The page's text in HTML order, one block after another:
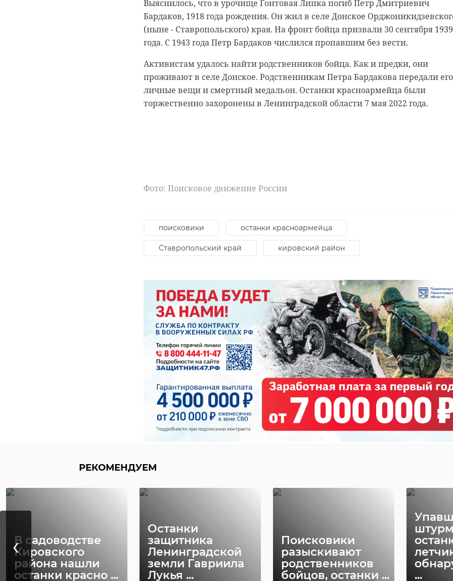
Выяснилось, что в урочище Гонтовая Липка погиб Петр Дмитриевич
Бардаков, 1918 года рождения. Он жил в селе Донское
(ныне - Ставропольского) края. На фронт бойца призвали 30 сентября 1939
года. С 1943 года Петр Бардаков числился пропавшим без вести.
Активистам удалось найти родственников бойца. Как и предки, они
проживают в селе Донское. Родственникам Петра Бардакова передали его
личные вещи и смертный медальон. Останки красноармейца были
торжественно захоронены в Ленинградской области 7 мая 2022 года.
Фото: Поисковое движение России
поисковики останки красноармейца
Ставропольский край кировский район
РЕКОМЕНДУЕМ
В садоводстве
Кировского
района нашли
останки красно ...
Останки
защитника
Ленинградской
земли Гавриила
Лукья ...
Поисковики
разыскивают
родственников
бойцов, останки ...
...
‹
У бурых медведей Ленобласти
начался брачный период
В Ленинградской области активизировались медведи: у косолапых начался гон -
период. В настоящий момент медведи активно перемещаются по лесу, делая так
называемую «поисковую тропу». Огромного хозяина леса удалось запечатлеть биологу
Павлу Глазкову во Всеволожском районе благодаря видеоловушке.
Почти без
дождей и до +23
градусов: погода
в Ленобла ...
29 июля, 09:13
Погода в
Ленобласти 30
июля: В четверг
ждут туман и ...
29 июля, 15:01
июня
30 июля,
малоэтажной застройки, которая не стремится выжать
максимум из территории. Члены градсовета тепло
встретили предложения разработчиков. Некоторые
нужно сделать дворы более удобными для жителей. Другой
положительный момент - строительство жилья и
социальной инфраструктуры синхронизировано. На
строительство градсовет малое верево